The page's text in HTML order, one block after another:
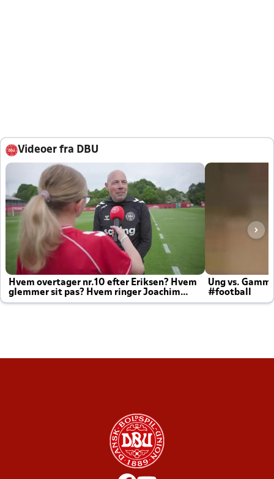
Videoer fra DBU
Hvem overtager nr.10 efter Eriksen? Hvem
glemmer sit pas? Hvem ringer Joachim
altid til efter kampe?
Ung vs.
#football